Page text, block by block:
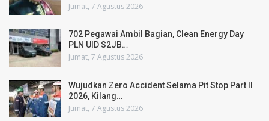
Jumat, 7 Agustus 2026
702 Pegawai Ambil Bagian, Clean Energy Day
PLN UID S2JB…
Jumat, 7 Agustus 2026
Wujudkan Zero Accident Selama Pit Stop Part II
2026, Kilang…
Jumat, 7 Agustus 2026